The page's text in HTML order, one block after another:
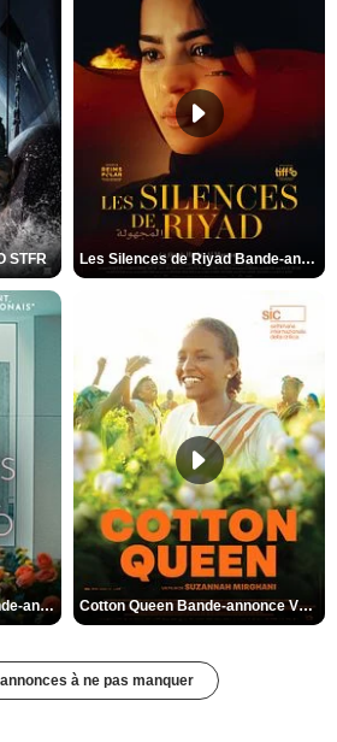
STFR Les Silences de Riyad Bande-annonce VO STFR
Des Fleurs pour Tokyo Bande-annonce VO STFR Cotton Queen Bande-annonce VO STFR
à ne pas manquer